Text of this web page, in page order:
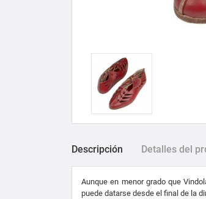
Descripción Detalles del
Aunque en menor grado que
puede datarse desde el final de la